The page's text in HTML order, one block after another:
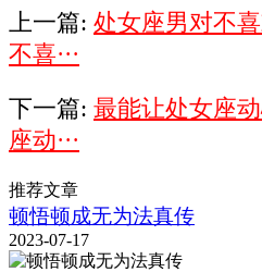
上一篇: 处女座男对不
不喜···
下一篇: 最能让处女座
座动···
推荐文章
顿悟顿成无为法真传
2023-07-17